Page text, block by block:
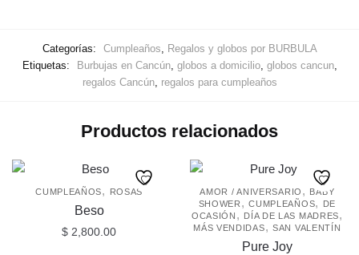
Categorías: Cumpleaños
Regalos y globos por BURBULA
Etiquetas:
Burbujas en Cancún, globos a domicilio, globos cancun,
regalos Cancún, regalos para cumpleaños
Productos relacionados
CUMPLEAÑOS, ROSAS
Beso
$ 2,800.00
AMOR / ANIVERSARIO ,
BABY
SHOWER ,CUMPLEAÑOS,
DE
OCASIÓN , DÍA DE LAS MADRES,
MÁS VENDIDAS, SAN VALENTÍN
Pure Joy